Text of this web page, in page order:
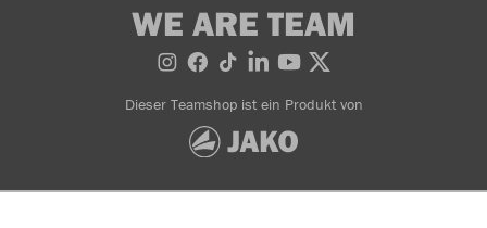
WE ARE TEAM
Dieser Teamshop ist ein Produkt von